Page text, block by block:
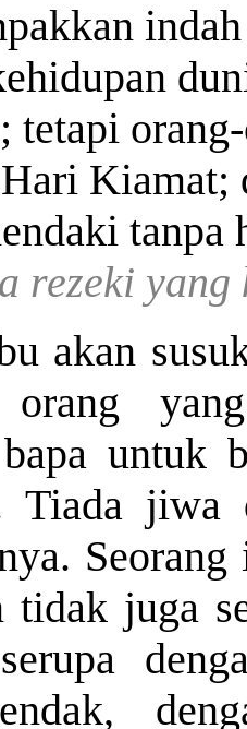
tetapi
Hari
tanpa
rezeki yang
akan
yang
untuk
Tiada jiwa
tidak juga